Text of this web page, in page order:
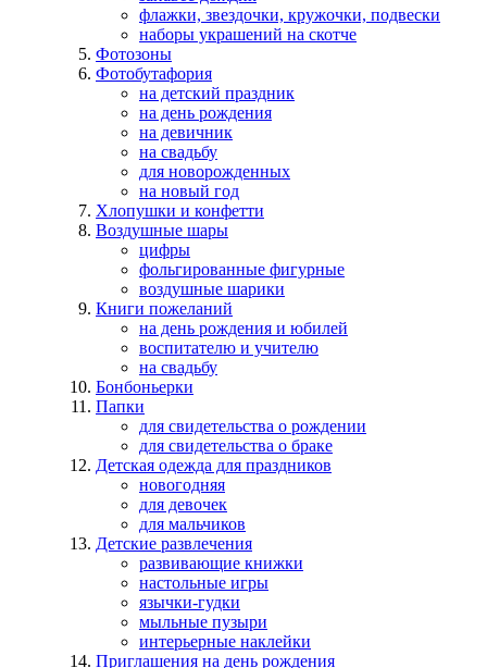
флажки, звездочки, кружочки, подвески
наборы украшений на скотче
Фотозоны
Фотобутафория
на детский праздник
на день рождения
на девичник
на свадьбу
для новорожденных
на новый год
Хлопушки и конфетти
Воздушные шары
цифры
фольгированные фигурные
воздушные шарики
Книги пожеланий
на день рождения и юбилей
воспитателю и учителю
на свадьбу
Бонбоньерки
Папки
для свидетельства о рождении
для свидетельства о браке
Детская одежда для праздников
новогодняя
для девочек
для мальчиков
Детские развлечения
развивающие книжки
настольные игры
язычки-гудки
мыльные пузыри
интерьерные наклейки
Приглашения на день рождения